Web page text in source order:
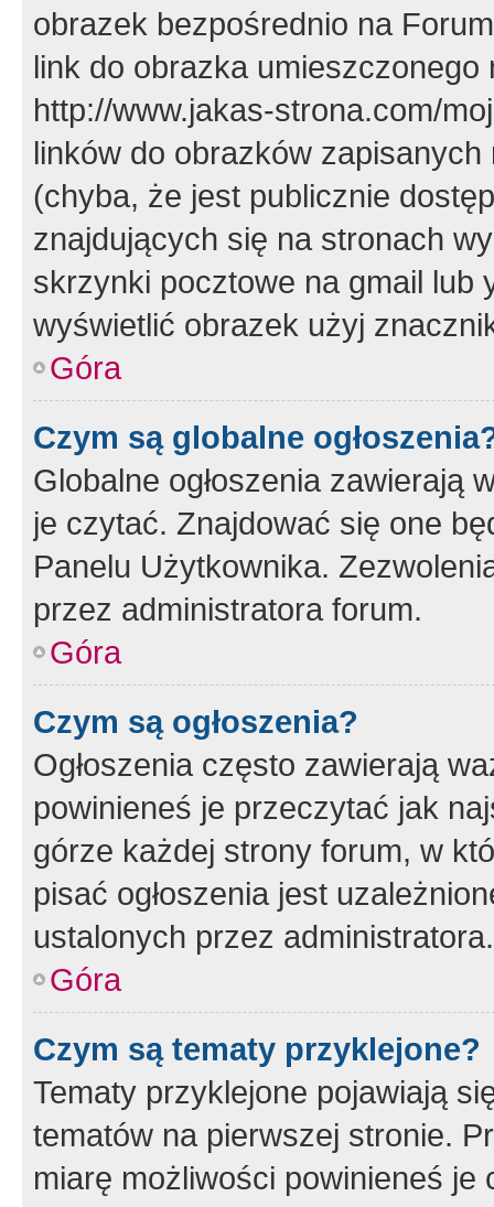
obrazek bezpośrednio na
link do obrazka
http://www.jakas-strona.com/
linków do obrazków
(chyba, że jest publicznie
znajdujących się na stronach
skrzynki pocztowe na gmail lub
wyświetlić obrazek użyj
Góra
Czym są globalne
Globalne ogłoszenia zawierają
je czytać. Znajdować się one
Panelu Użytkownika.
przez administratora forum.
Góra
Czym są ogłoszenia?
Ogłoszenia często zawierają
powinieneś je przeczytać jak
górze każdej strony forum, w
pisać ogłoszenia jest
ustalonych przez administratora.
Góra
Czym są tematy przyklejone?
Tematy przyklejone pojawiają
tematów na pierwszej stronie.
miarę możliwości powinieneś je